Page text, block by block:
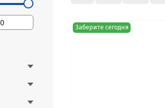
Заберите сегодня